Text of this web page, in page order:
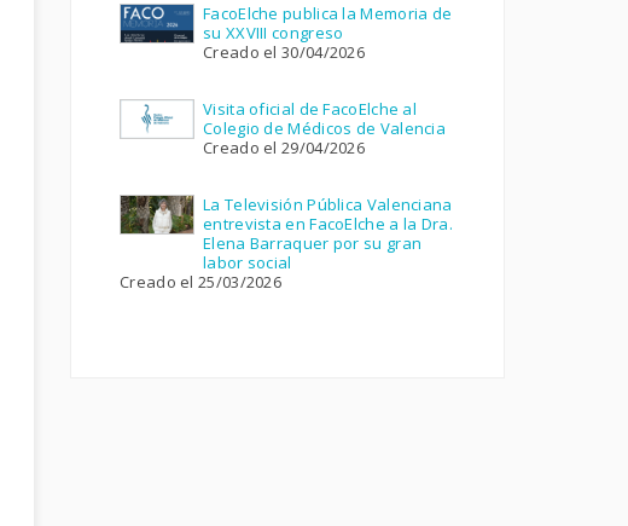
FacoElche publica la Memoria de
su XXVIII congreso
Creado el 30/04/2026
Visita oficial de FacoElche al
Colegio de Médicos de Valencia
Creado el 29/04/2026
La Televisión Pública Valenciana
entrevista en FacoElche a la Dra.
Elena Barraquer por su gran
labor social
Creado el 25/03/2026